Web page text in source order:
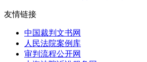
友情链接
中国裁判文书网
人民法院案例库
审判流程公开网